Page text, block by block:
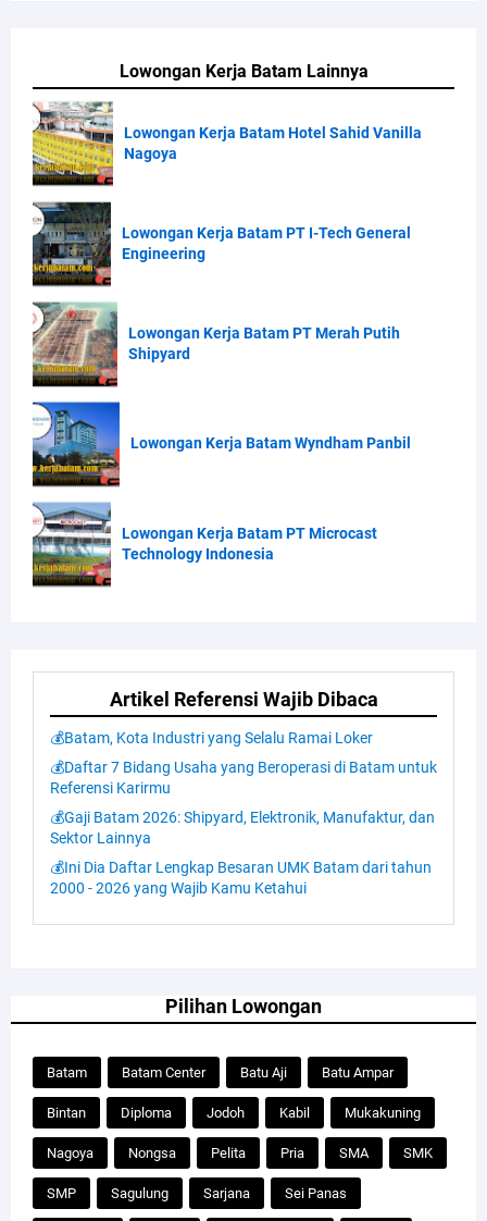
Lowongan Kerja Batam Lainnya
Lowongan Kerja Batam Hotel Sahid Vanilla
Nagoya
Lowongan Kerja Batam PT I-Tech General
Engineering
Lowongan Kerja Batam PT Merah Putih
Shipyard
Lowongan Kerja Batam Wyndham Panbil
Lowongan Kerja Batam PT Microcast
Technology Indonesia
Artikel Referensi Wajib Dibaca
💰Batam, Kota Industri yang Selalu Ramai Loker
💰Daftar 7 Bidang Usaha yang Beroperasi di Batam untuk
Referensi Karirmu
💰Gaji Batam 2026: Shipyard, Elektronik, Manufaktur, dan
Sektor Lainnya
💰Ini Dia Daftar Lengkap Besaran UMK Batam dari tahun
2000 - 2026 yang Wajib Kamu Ketahui
Pilihan Lowongan
Batam Batam Center Batu Aji Batu Ampar
Bintan Diploma Jodoh Kabil Mukakuning
Nagoya Nongsa Pelita Pria SMA SMK
SMP Sagulung Sarjana Sei Panas